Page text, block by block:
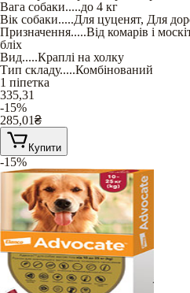
Вага собаки.....до 4 кг
Вік собаки.....Для цуценят, Для
Призначення.....Від комарів і
бліх
Вид.....Краплі на холку
Тип складу.....Комбінований
1 піпетка
335,31
-15%
285,01₴
Купити
-15%